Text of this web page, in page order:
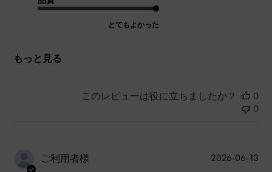
とてもよかった
もっと見る
このレビューは役に立ちましたか？
0
0
ご利用者様
公
2026-06-13